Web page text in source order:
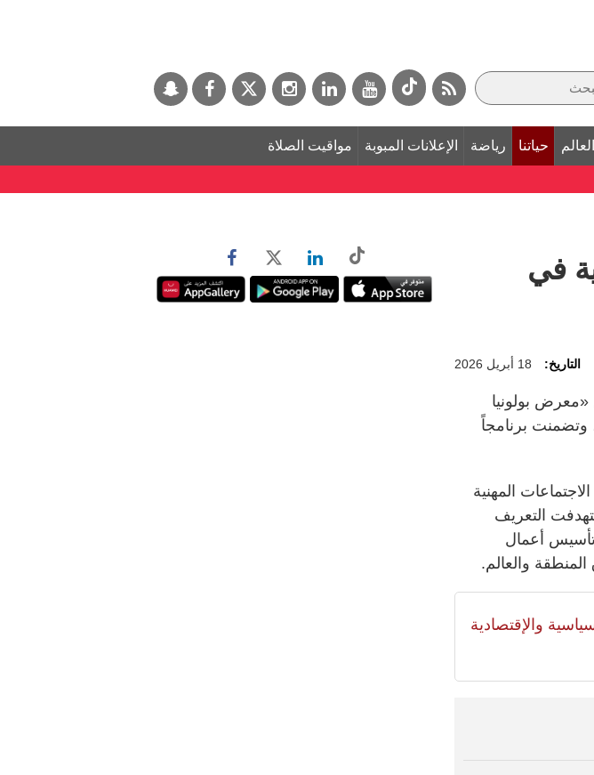
العالم حياتنا رياضة الإعلانات المبوبة مواقيت الصلاة
في
التاريخ: 18 أبريل 2026
الحرة لمدينة الشارقة للنشر» في الدورة الـ63 من «معرض بولونيا
وتضمنت برنامجاً
المهنية
التعريف
تأسيس أعمال
والعالم.
والإقتصادية